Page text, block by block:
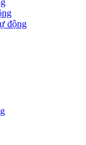
động